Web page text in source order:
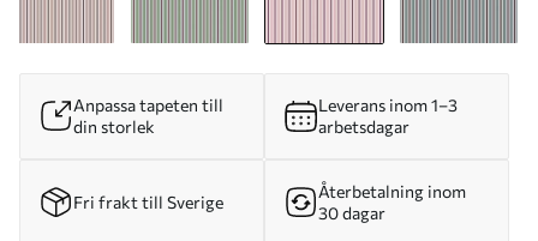
Anpassa tapeten till
din storlek
Leverans inom 1–3
arbetsdagar
Fri frakt till Sverige
Återbetalning inom
30 dagar